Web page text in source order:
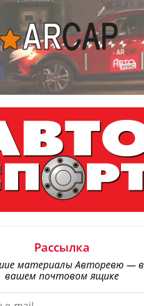
Рассылка
материалы Авторевю — в
вашем почтовом ящике